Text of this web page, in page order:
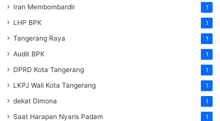
Iran Membombardir 1
LHP BPK 1
Tangerang Raya 1
Audit BPK 1
DPRD Kota Tangerang 1
LKPJ Wali Kota Tangerang 1
dekat Dimona 1
Saat Harapan Nyaris Padam 1